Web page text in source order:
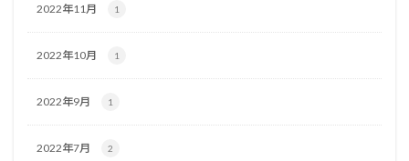
2022年11月 1
2022年10月 1
2022年9月 1
2022年7月 2